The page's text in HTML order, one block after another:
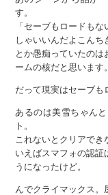
す。
「セーブもロードも
しゃいいんだよこんち
とか愚痴っていたの
ームの核だと思います。
だって現実はセーブも
あるのは美雪ちゃん
ト。
これないとクリアで
いえばスマフォの認証
うになったけど。
んでクライマックス。